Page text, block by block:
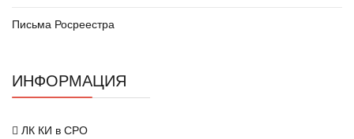
Письма Росреестра
ИНФОРМАЦИЯ
ЛК КИ в СРО